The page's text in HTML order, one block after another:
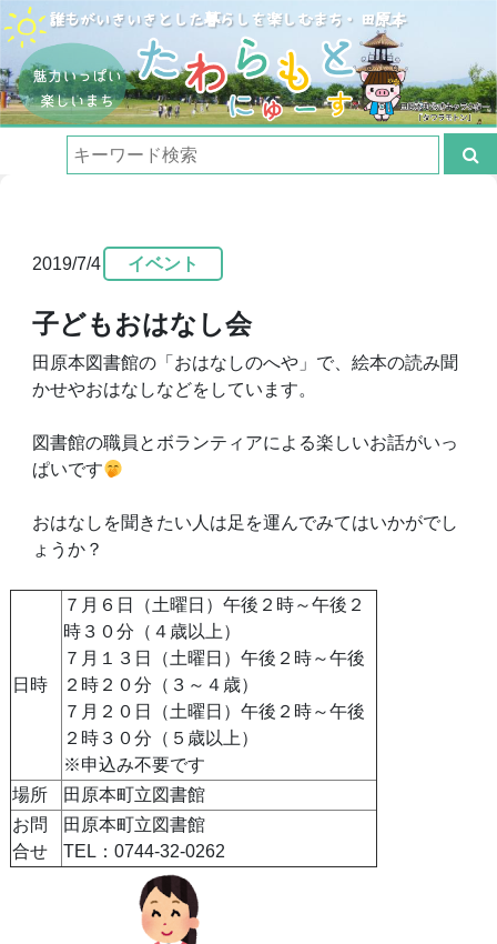
2019/7/4 イベント
子どもおはなし会
田原本図書館の「おはなしのへや」で、絵本の読み聞
かせやおはなしなどをしています。
図書館の職員とボランティアによる楽しいお話がいっ
ぱいです
おはなしを聞きたい人は足を運んでみてはいかがでし
ょうか？
日時
７月６日（土曜日）午後２時～午後２
時３０分（４歳以上）
７月１３日（土曜日）午後２時～午後
２時２０分（３～４歳）
７月２０日（土曜日）午後２時～午後
２時３０分（５歳以上）
※申込み不要です
場所
田原本町立図書館
お問
合せ
田原本町立図書館
TEL： 0744-32-0262